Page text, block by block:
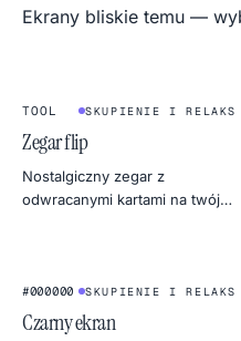
Ekrany bliskie temu —
1 2 : 4 5
FLIP CLOCK ★
TOOL SKUPIENIE I RELAKS
Zegar flip
Nostalgiczny zegar z
odwracanymi kartami na twój
deep work lub timera snu.
★
#000000 SKUPIENIE I RELAKS
Czarny ekran